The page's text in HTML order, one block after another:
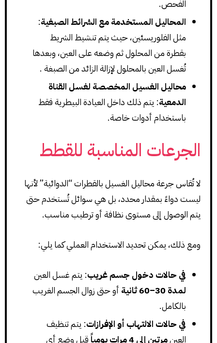
الفحص.
المحاليل المستخدمة مع الشرائط الصبغية:
مثل الفلوريسئين، حيث يتم تنشيط الشريط
بقطرة من المحلول ثم وضعه على العين، وبعدها
تُغسل العين بالمحلول لإزالة الزائد من الصبغة .
محاليل الغسيل المخصصة لغسل القناة
الدمعية: يتم ذلك داخل العيادة البيطرية فقط
باستخدام أدوات خاصة.
الجرعات المناسبة للقطط
لا تُقاس جرعة محاليل الغسيل بالقطرات “الدوائية” لأنها
ليست دواءً بمقدار محدد، بل هي سوائل تُستخدم حتى
يتم الوصول إلى مستوى نظافة أو ترطيب مناسب.
ومع ذلك، يمكن تحديد الاستخدام العملي كما يلي:
في حالات دخول جسم غريب: يتم غسل العين
لمدة 30–60 ثانية
أو حتى زوال الجسم الغريب
بالكامل.
في حالات الالتهاب أو الإفرازات: يتم تنظيف
العينمرتين إلى 4 مرات يومياً
قبل وضع أي